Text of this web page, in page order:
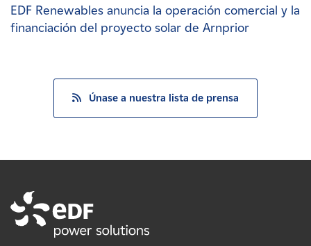
EDF Renewables anuncia la operación comercial y la
financiación del proyecto solar de Arnprior
Únase a nuestra lista de prensa